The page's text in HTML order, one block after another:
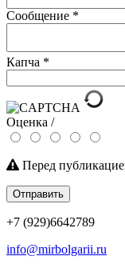
Сообщение *
Капча *
Оценка /
Перед
Отправить
+7 (929)6642789
info@mirbolgarii.ru